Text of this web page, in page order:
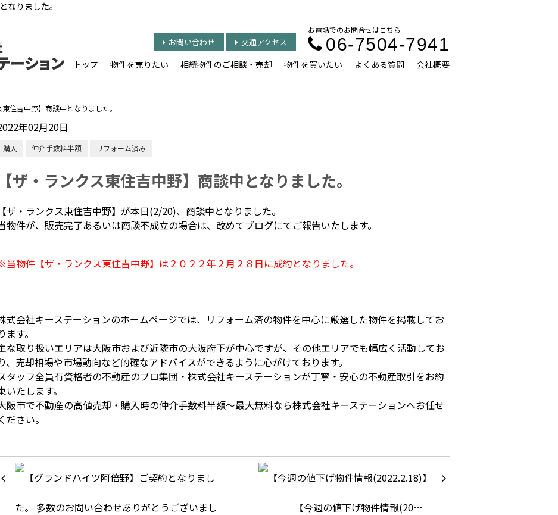
なりました。
お電話でのお問合せはこちら
06-7504-7941
お問い合わせ 交通アクセス
トップ 物件を売りたい 相続物件のご相談・売却 物件を買いたい よくある質問 会社概要
東住吉中野】商談中となりました。
年02月20日
購入 仲介手数料半額 リフォーム済み
【ザ・ランクス東住吉中野】商談中となりました。
【ザ・ランクス東住吉中野】が本日(2/20)、商談中となりました。
物件が、販売完了あるいは商談不成立の場合は、改めてブログにてご報告いたします。
当物件【ザ・ランクス東住吉中野】は２０２２年２月２８日に成約となりました。
式会社キーステーションのホームページでは、リフォーム済の物件を中心に厳選した物件を掲載してお
ます。
な取り扱いエリアは大阪市および近隣市の大阪府下が中心ですが、その他エリアでも幅広く活動してお
、売却相場や市場動向など的確なアドバイスができるように心がけております。
タッフ全員有資格者の不動産のプロ集団・株式会社キーステーションが丁寧・安心の不動産取引をお約
いたします。
阪市で不動産の高値売却・購入時の仲介手数料半額～最大無料なら株式会社キーステーションへお任せ
ださい。
【今週の値下げ物件情報(20…